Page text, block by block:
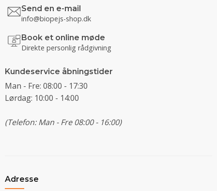
Send en e-mail
info@biopejs-shop.dk
Book et online møde
Direkte personlig rådgivning
Kundeservice åbningstider
Man - Fre: 08:00 - 17:30
Lørdag: 10:00 - 14:00
(Telefon: Man - Fre 08:00 - 16:00)
Adresse